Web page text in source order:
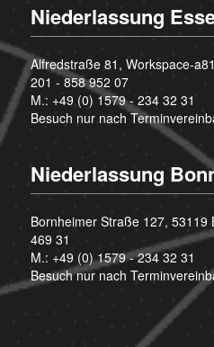
Niederlassung
Alfredstraße 81, Workspace-
201 - 858 952 07
M.: +49 (0) 1579 - 234 32 31
Besuch nur nach
Niederlassung
Bornheimer Straße 127, 53119
469 31
M.: +49 (0) 1579 - 234 32 31
Besuch nur nach